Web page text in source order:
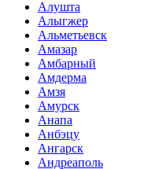
Алушта
Алыгжер
Альметьевск
Амазар
Амбарный
Амдерма
Амзя
Амурск
Анапа
Анбэцу
Ангарск
Андреаполь